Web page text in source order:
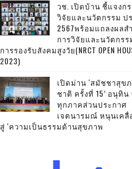
วช. เปิดบ้าน ชี้แจงก
วิจัยและนวัตกรรม ป
2567พร้อมแถลงผลส
การวิจัยและนวัตกร
การรองรับสังคมสูงวัย(NRCT OPEN
2023)
เปิดม่าน ‘สมัชชาสุข
ชาติ ครั้งที่ 15’ อนุทิ
ทุกภาคส่วนประกาศ
เจตนารมณ์ หนุนเคลื่
สู่ ‘ความเป็นธรรมด้านสุขภาพ